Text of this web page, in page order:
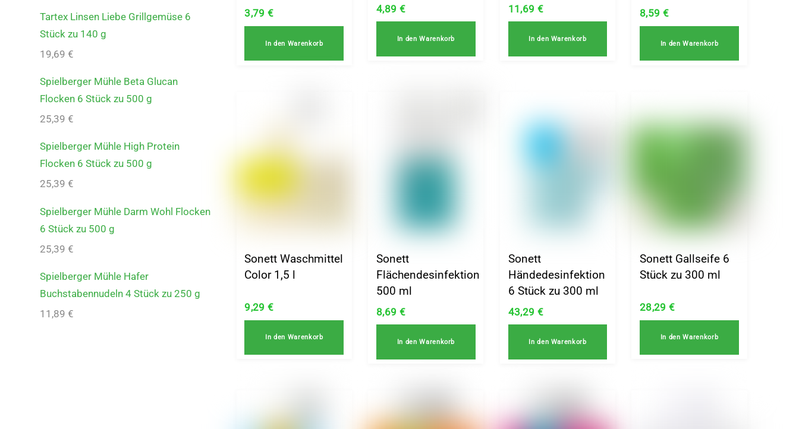
3,79€
In den Warenkorb
4,89 €
In den Warenkorb
11,69 €
In den Warenkorb
8,59 €
In den Warenkorb
Sonett Waschmittel
Color 1,5 l
9,29€
In den Warenkorb
Sonett
Flächendesinfektion
500 ml
8,69 €
In den Warenkorb
Sonett
Händedesinfektion
6 Stück zu 300 ml
43,29 €
In den Warenkorb
Sonett Gallseife 6
Stück zu 300 ml
28,29€
In den Warenkorb
Tartex Linsen Liebe Grillgemüse 6
Stück zu 140 g
19,69€
Spielberger Mühle Beta Glucan
Flocken 6 Stück zu 500 g
25,39€
Spielberger Mühle High Protein
Flocken 6 Stück zu 500 g
25,39€
Spielberger Mühle Darm Wohl Flocken
6 Stück zu 500 g
25,39€
Spielberger Mühle Hafer
Buchstabennudeln 4 Stück zu 250 g
11,89€